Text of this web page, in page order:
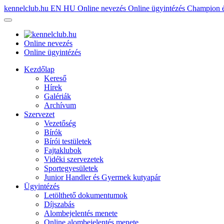
kennelclub.hu EN HU Online nevezés Online ügyintézés Champion
Online nevezés
Online ügyintézés
Kezdőlap
Kereső
Hírek
Galériák
Archívum
Szervezet
Vezetőség
Bírók
Bírói testületek
Fajtaklubok
Vidéki szervezetek
Sportegyesületek
Junior Handler és Gyermek kutyapár
Ügyintézés
Letölthető dokumentumok
Díjszabás
Alombejelentés menete
Online alombejelentés menete